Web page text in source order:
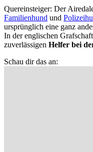
Quereinsteiger: Der
Familienhund und
ursprünglich eine ganz
In der englischen
zuverlässigen Helfer bei
Schau dir das an: